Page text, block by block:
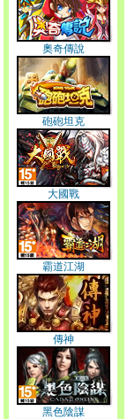
奧奇傳說
砲砲坦克
大國戰
霸道江湖
傳神
黑色陰謀